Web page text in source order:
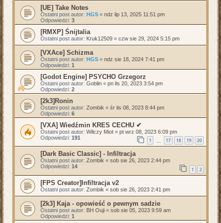
[UE] Take Notes
Ostatni post autor: HGS « ndz lip 13, 2025 11:51 pm
Odpowiedzi: 3
[RMXP] Śnijtalia
Ostatni post autor: Kruk12509 « czw sie 29, 2024 5:15 pm
[VXAce] Schizma
Ostatni post autor: HGS « ndz sie 18, 2024 7:41 pm
Odpowiedzi: 1
[Godot Engine] PSYCHO Grzegorz
Ostatni post autor: Goblin « pn lis 20, 2023 3:54 pm
Odpowiedzi: 2
[2k3]Ronin
Ostatni post autor: Zombik « śr lis 08, 2023 8:44 pm
Odpowiedzi: 6
[VXA] Wiedźmin KRES CECHU ✔
Ostatni post autor: Wilczy Miot « pt wrz 08, 2023 6:09 pm
Odpowiedzi: 191 1 17 18 19 20
[Dark Basic Classic] - Infiltracja
Ostatni post autor: Zombik « sob sie 26, 2023 2:44 pm
Odpowiedzi: 14 1 2
[FPS Creator]Infiltracja v2
Ostatni post autor: Zombik « sob sie 26, 2023 2:41 pm
[2k3] Kaja - opowieść o pewnym sadzie
Ostatni post autor: BH Ouji « sob sie 05, 2023 9:59 am
Odpowiedzi: 1